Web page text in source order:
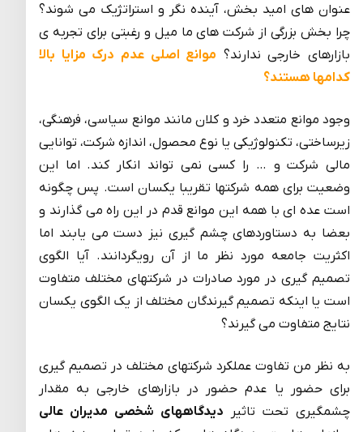
عنوان های امید بخش، آینده نگر و استراتژیک می شوند؟
چرا بخش بزرگی از شرکت های ما میل و رغبتی برای تجربه ی
بازارهای خارجی ندارند؟ موانع اصلی عدم درک مزایا بالا
کدامها هستند؟
وجود موانع متعدد خرد و کلان مانند موانع سیاسی، فرهنگی،
زیرساختی، تکنولوژیکی یا نوع محصول، اندازه شرکت، توانایی
مالی شرکت و … را کسی نمی تواند انکار کند. اما این
وضعیت برای همه شرکتها تقریبا یکسان است. پس چگونه
است عده ای با همه این موانع قدم در این راه می گذارند و
بعضا به دستاوردهای چشم گیری نیز دست می یابند اما
اکثریت جامعه مورد نظر ما از آن رویگردانند. آیا الگوی
تصمیم گیری در مورد صادرات در شرکتهای مختلف متفاوت
است یا اینکه تصمیم گیرندگان مختلف از یک الگوی یکسان
نتایج متفاوت می گیرند؟
به نظر من تفاوت عملکرد شرکتهای مختلف در تصمیم گیری
برای حضور یا عدم حضور در بازارهای خارجی به مقدار
چشمگیری تحت تاثیر دیدگاههای شخصی مدیران عالی